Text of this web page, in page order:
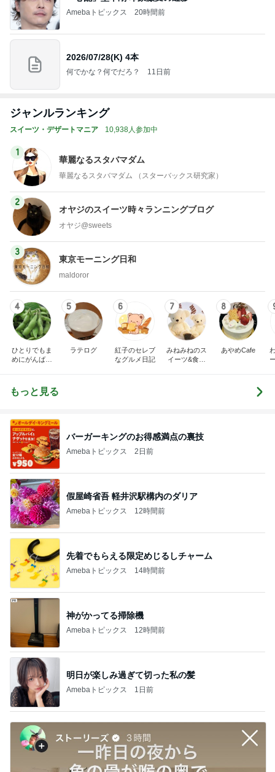
Amebaトピックス 20時間前
2026/07/28(K) 4本
何でかな？何でだろ？ 11日前
ジャンルランキング
スイーツ・デザートマニア 10,938人参加中
1
華麗なるスタバマダム
華麗なるスタバマダム （スターバックス研究家）
2
オヤジのスイーツ時々ランニングブログ
オヤジ@sweets
3
東京モーニング日和
maldoror
4
ひとりでもま
めにがんばる
5
ラテログ
6
紅子のセレブ
なグルメ日記
7
みねみねのス
イーツ&食パ
8
あやめCafe
もっと見る
バーガーキングのお得感満点の裏技
Amebaトピックス 2日前
假屋崎省吾 軽井沢駅構内のダリア
Amebaトピックス 12時間前
先着でもらえる限定めじるしチャーム
Amebaトピックス 14時間前
神がかってる掃除機
Amebaトピックス 12時間前
明日が楽しみ過ぎて切った私の髪
Amebaトピックス 1日前